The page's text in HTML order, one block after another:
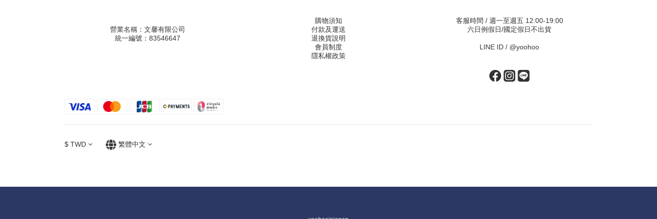
營業名稱：文馨有限公司
統一編號：83546647
購物須知
付款及運送
退換貨說明
會員制度
隱私權政策
客服時間 / 週一至週五 12:00-19:00
六日例假日/國定假日不出貨
LINE ID / @yoohoo
$ TWD 繁體中文